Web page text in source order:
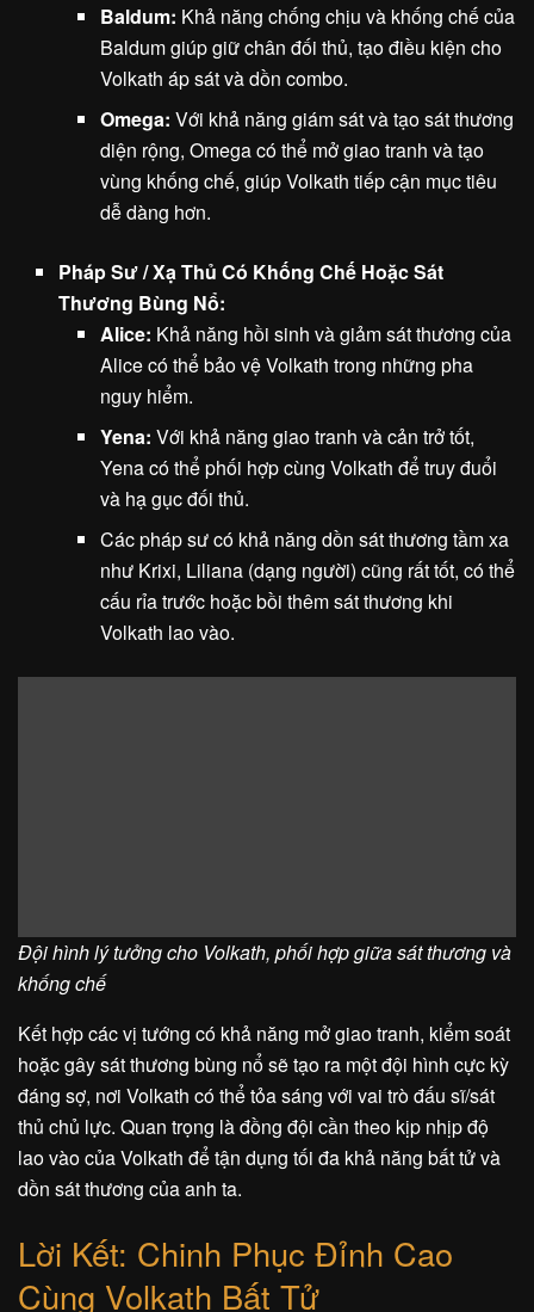
Baldum: Khả năng chống chịu và khống chế của
Baldum giúp giữ chân đối thủ, tạo điều kiện cho
Volkath áp sát và dồn combo.
Omega: Với khả năng giám sát và tạo sát thương
diện rộng, Omega có thể mở giao tranh và tạo
vùng khống chế, giúp Volkath tiếp cận mục tiêu
dễ dàng hơn.
Pháp Sư / Xạ Thủ Có Khống Chế Hoặc Sát
Thương Bùng Nổ:
Alice: Khả năng hồi sinh và giảm sát thương của
Alice có thể bảo vệ Volkath trong những pha
nguy hiểm.
Yena: Với khả năng giao tranh và cản trở tốt,
Yena có thể phối hợp cùng Volkath để truy đuổi
và hạ gục đối thủ.
Các pháp sư có khả năng dồn sát thương tầm xa
như Krixi, Liliana (dạng người) cũng rất tốt, có thể
cấu rỉa trước hoặc bồi thêm sát thương khi
Volkath lao vào.
Đội hình lý tưởng cho Volkath, phối hợp giữa sát thương và
khống chế
Kết hợp các vị tướng có khả năng mở giao tranh, kiểm soát
hoặc gây sát thương bùng nổ sẽ tạo ra một đội hình cực kỳ
đáng sợ, nơi Volkath có thể tỏa sáng với vai trò đấu sĩ/sát
thủ chủ lực. Quan trọng là đồng đội cần theo kịp nhịp độ
lao vào của Volkath để tận dụng tối đa khả năng bất tử và
dồn sát thương của anh ta.
Lời Kết: Chinh Phục Đỉnh Cao
Cùng Volkath Bất Tử